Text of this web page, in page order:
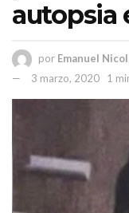
autopsia
por Emanuel
3 marzo, 2020
1